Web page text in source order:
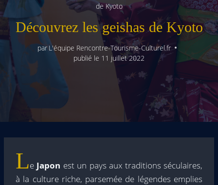
de Kyoto
Découvrez les geishas de Kyoto
par L'équipe Rencontre-Tourisme-Culturel.fr
publié le 11 juillet 2022
Le Japon est un pays aux traditions séculaires,
à la culture riche, parsemée de légendes emplies